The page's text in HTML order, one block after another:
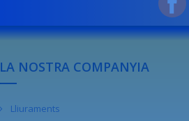
LA NOSTRA COMPANYIA
Lliuraments